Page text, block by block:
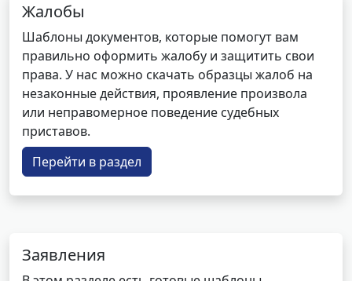
Жалобы
Шаблоны документов, которые помогут вам
правильно оформить жалобу и защитить свои
права. У нас можно скачать образцы жалоб на
незаконные действия, проявление произвола
или неправомерное поведение судебных
приставов.
Перейти в раздел
Заявления